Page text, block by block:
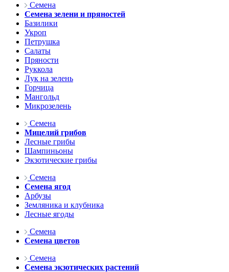
Семена
Семена зелени и пряностей
Базилики
Укроп
Петрушка
Салаты
Пряности
Руккола
Лук на зелень
Горчица
Мангольд
Микрозелень
Семена
Мицелий грибов
Лесные грибы
Шампиньоны
Экзотические грибы
Семена
Семена ягод
Арбузы
Земляника и клубника
Лесные ягоды
Семена
Семена цветов
Семена
Семена экзотических растений